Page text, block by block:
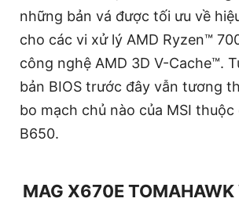
những bản vá được tối ưu về
cho các vi xử lý AMD Ryzen™
công nghệ AMD 3D V-Cache™.
bản BIOS trước đây vẫn tương
bo mạch chủ nào của MSI
B650.
MAG X670E